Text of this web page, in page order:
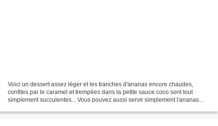
Voici un dessert assez léger et les tranches d'ananas encore chaudes,
confites par le caramel et trempées dans la petite sauce coco sont tout
simplement succulentes... Vous pouvez aussi servir simplement l'ananas